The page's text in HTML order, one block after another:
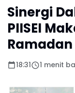
Sinergi
PIISEI
Ramadan
18:31 1 menit